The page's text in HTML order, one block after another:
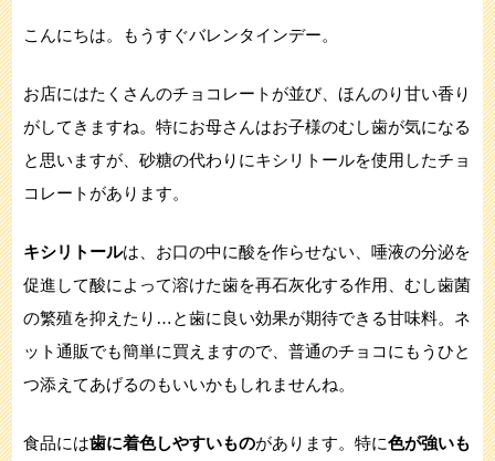
こんにちは。もうすぐバレンタインデー。
お店にはたくさんのチョコレートが並び、ほんのり甘い香り
がしてきますね。特にお母さんはお子様のむし歯が気になる
と思いますが、 砂糖の代わりにキシリトールを使用したチョ
コレートがあります。
キシリトールは、お口の中に酸を作らせない、唾液の分泌を
促進して酸によって溶けた歯を再石灰化する作用、むし歯菌
の繁殖を抑えたり…と歯に良い効果が期待できる甘味料。ネ
ット通販でも簡単に買えますので、普通のチョコにもうひと
つ添えてあげるのもいいかもしれませんね。
食品には歯に着色しやすいものがあります。特に色が強いも